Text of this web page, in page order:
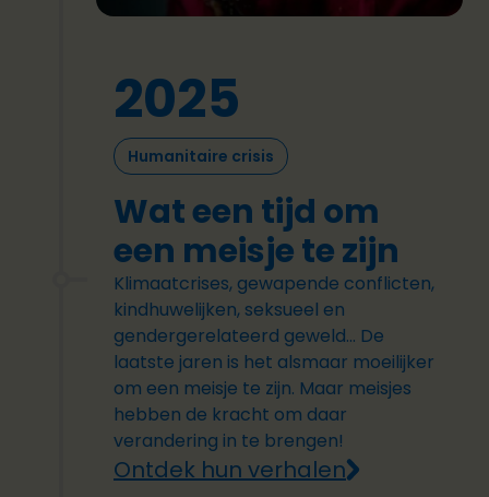
2025
Humanitaire crisis
Wat een tijd om
een meisje te zijn
Klimaatcrises, gewapende conflicten,
kindhuwelijken, seksueel en
gendergerelateerd geweld... De
laatste jaren is het alsmaar moeilijker
om een meisje te zijn. Maar meisjes
hebben de kracht om daar
verandering in te brengen!
Ontdek hun verhalen